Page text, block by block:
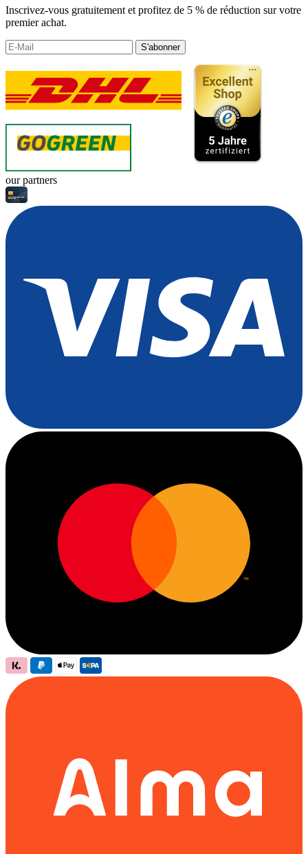
Inscrivez-vous gratuitement et profitez de 5 % de réduction sur votre
premier achat.
S'abonner
our partners